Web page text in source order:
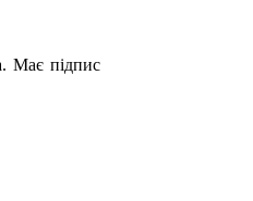
Має підпис